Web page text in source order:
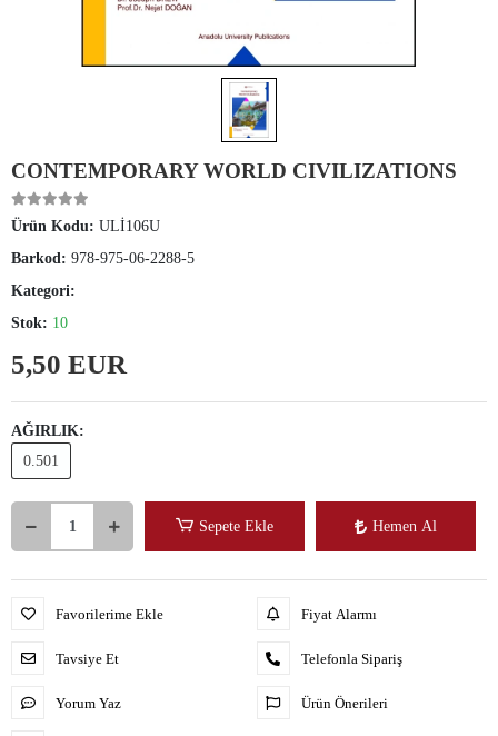
CONTEMPORARY WORLD CIVILIZATIONS
Ürün Kodu: ULİ106U
Barkod: 978-975-06-2288-5
Kategori:
Stok: 10
5,50 EUR
AĞIRLIK:
0.501
Sepete Ekle Hemen Al
Favorilerime Ekle
Tavsiye Et
Yorum Yaz
Fiyat Alarmı
Telefonla Sipariş
Ürün Önerileri